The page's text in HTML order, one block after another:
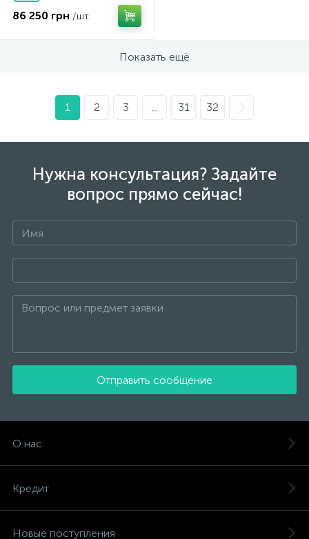
86 250 грн /шт.
Показать ещё
1 2 3 ... 31 32
Нужна консультация? Задайте
вопрос прямо сейчас!
Отправить сообщение
О нас
Кредит
Новые поступления